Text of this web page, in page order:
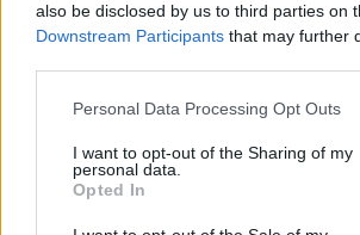
also be disclosed by us to third parties on
Downstream Participants that may further
Please note that this website/app uses
not limited to your visit or usage behaviour.
grant or deny consent to Google and its
use your data for below specified
consent section.
Personal Data Processing Opt Outs
I want to opt-out of the Sharing of my
personal data.
Opted In
Az applikációban külön lehet
temetőben nyugvó rabbikra,
közéletének egykori kiemelkedő
halt zsidó katonákra és a
áldozataira – sorolta Mazsu